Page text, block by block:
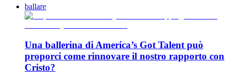
ballare
Una ballerina di America’s Got Talent può
proporci come rinnovare il nostro rapporto con
Cristo?